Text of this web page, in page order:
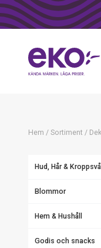
Hem / Sortiment /
Hud, Hår &
Blommor
Hem & Hushåll
Godis och snacks